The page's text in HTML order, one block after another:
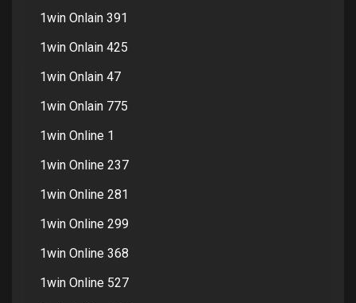
1win Onlain 391
1win Onlain 425
1win Onlain 47
1win Onlain 775
1win Online 1
1win Online 237
1win Online 281
1win Online 299
1win Online 368
1win Online 527